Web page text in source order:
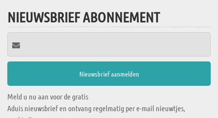
NIEUWSBRIEF ABONNEMENT
Meld u nu aan voor de gratis
Aduis nieuwsbrief en ontvang regelmatig per e-mail nieuwtjes,